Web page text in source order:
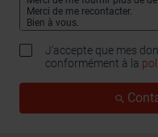
J'accepte que mes
conformément à la